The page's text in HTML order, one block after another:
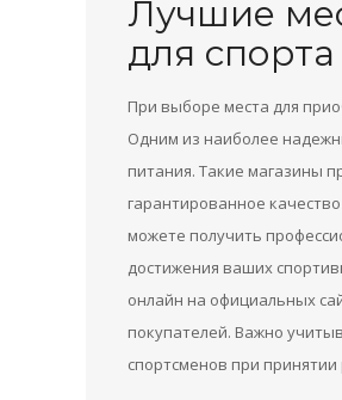
Лучшие
для
При выборе места для
Одним из наиболее
питания. Такие магазины
гарантированное
можете получить
достижения ваших
онлайн на официальных
покупателей. Важно
спортсменов при